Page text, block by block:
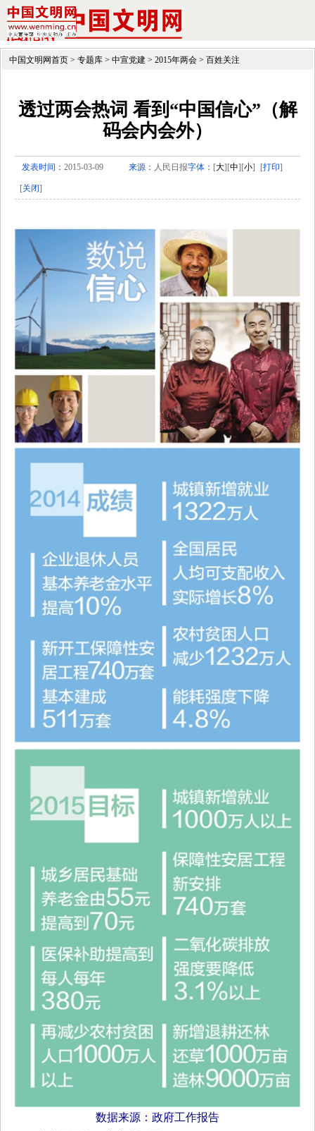
中国文明网首页 > 专题库 > 中宣党建 > 2015年两会 > 百姓关注
透过两会热词 看到“中国信心”（解
码会内会外）
发表时间： 2015-03-09 来源： 人民日报字体： [大][中][小] [打印]
[关闭]
数据来源：政府工作报告